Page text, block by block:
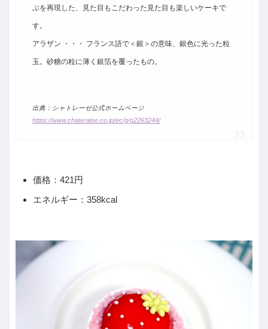
ぶを再現した、見た目もこだわった見た目も楽しいケーキで
す。
アラザン ・・・ フランス語で＜銀＞の意味、銀色に光った粒
玉。砂糖の粒に薄く銀箔を覆ったもの。
出典：シャトレーゼ公式ホームページ
https://www.chateraise.co.jp/ec/g/g2263244/
価格：421円
エネルギー：358kcal